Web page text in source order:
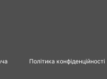
Політика конфіденційності